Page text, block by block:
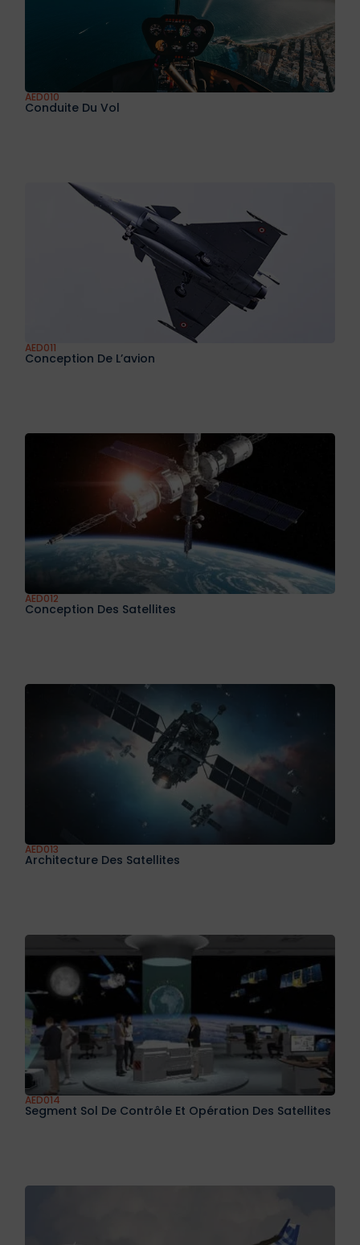
Conduite Du Vol
Conception De L’avion
Conception Des Satellites
AED013
Architecture Des Satellites